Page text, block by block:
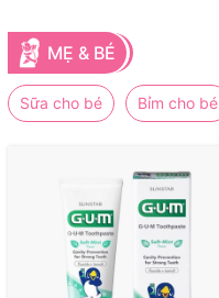
MẸ & BÉ
Sữa cho bé Bỉm cho bé